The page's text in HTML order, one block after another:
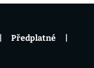
Předplatné